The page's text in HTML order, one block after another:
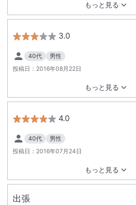
もっと見る
3.0
40代
男性
投稿日： 2016年08月22日
もっと見る
4.0
40代
男性
投稿日： 2016年07月24日
もっと見る
出張